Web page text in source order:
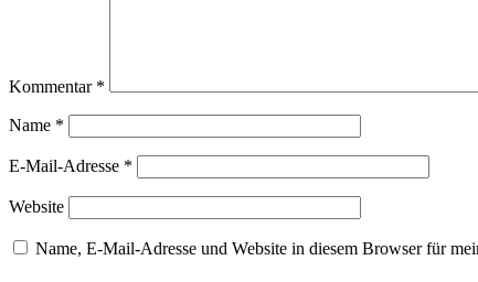
Kommentar *
Name *
E-Mail-Adresse *
Website
Name, E-Mail-Adresse und Website in diesem Browser für